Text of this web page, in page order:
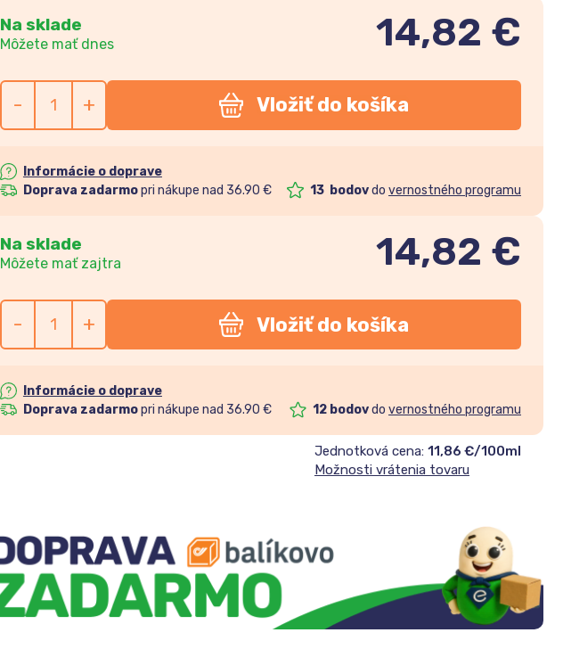
Na sklade
Môžete mať dnes 14,82 €
- + Vložiť do košíka
Informácie o doprave
Doprava zadarmopri nákupe nad 36.90 € 13 bodovdo vernostného programu
Na sklade
Môžete mať zajtra 14,82 €
- + Vložiť do košíka
Informácie o doprave
Doprava zadarmopri nákupe nad 36.90 € 12 bodovdo vernostného programu
Jednotková cena: 11,86 €/100ml
Možnosti vrátenia tovaru